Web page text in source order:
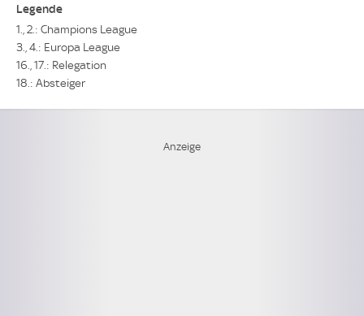
Legende
1., 2.: Champions League
3., 4.: Europa League
16., 17.: Relegation
18.: Absteiger